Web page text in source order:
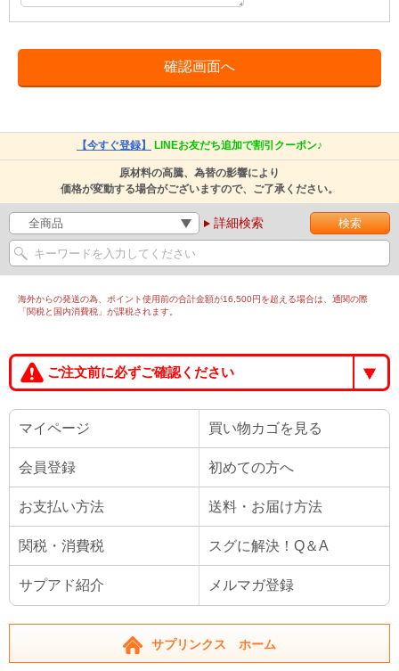
【今すぐ登録】 LINEお友だち追加で割引クーポン♪
原材料の高騰、為替の影響により
価格が変動する場合がございますので、ご了承ください。
詳細検索
海外からの発送の為、ポイント使用前の合計金額が16,500円を超える場合は、通関の際
「関税と国内消費税」が課税されます。
ご注文前に必ずご確認ください
マイページ 買い物カゴを見る
会員登録 初めての方へ
お支払い方法 送料・お届け方法
関税・消費税 スグに解決！Q＆A
サプアド紹介 メルマガ登録
サプリンクス ホーム